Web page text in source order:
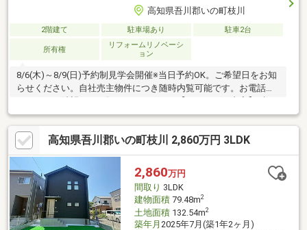
高知県吾川郡いの町枝川
2階建て 駐車場あり 駐車2台
所有権
リフォームリノベーシ
ョン
8/6(木)～8/9(日)予約制見学会開催※当日予約OK。ご希望日をお知
らせください。自社売主物件につき随時内覧可能です。お電話か
準シロアリ防除工事、クリーニング、鍵交換、雨漏り点検、設備
点検●外構・外装駐車場拡張、屋根塗装、外壁塗装、植栽剪定、
庭木伐採●水回りシステムキッチン交換、ユニットバス交換、ト
イレ交換、洗面化粧台交換●内装間取変更、室内ドア（一部）交
換、床材上張り、クロス張替え、畳表替え、障子・襖張替え●そ
の他設備給湯器交換、インターホン設置、火災警報器設置、照明
器具交換【おすすめポイン
高知県吾川郡いの町枝川 2,860万円 3LDK
2,860万円
間取り 3LDK
建物面積79.48m2
土地面積132.54m2
築年月 2025年7月(築1年2ヶ月)